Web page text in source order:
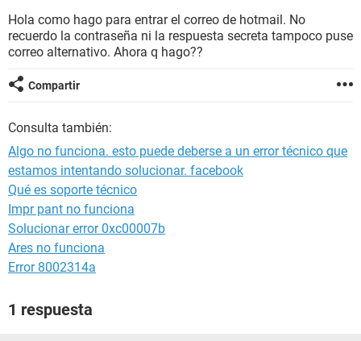
Hola como hago para entrar el correo de hotmail. No
recuerdo la contraseña ni la respuesta secreta tampoco puse
correo alternativo. Ahora q hago??
Compartir
Consulta también:
Algo no funciona. esto puede deberse a un error técnico que
estamos intentando solucionar. facebook
Qué es soporte técnico
Impr pant no funciona
Solucionar error 0xc00007b
Ares no funciona
Error 8002314a
1 respuesta